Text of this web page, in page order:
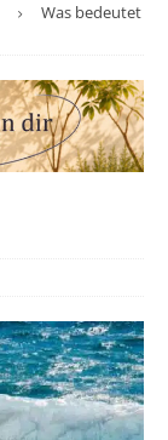
Was bedeutet